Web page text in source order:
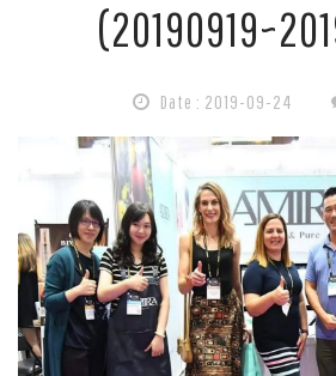
請
參
Date : 2019-09-24